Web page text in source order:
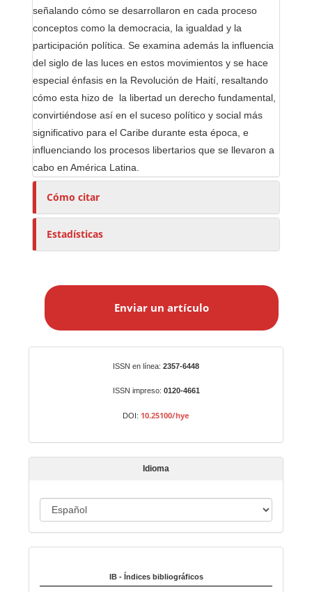
a
s
señalando cómo se desarrollaron en cada proceso
conceptos como la democracia, la igualdad y la
participación política. Se examina además la influencia
del siglo de las luces en estos movimientos y se hace
especial énfasis en la Revolución de Haití, resaltando
cómo esta hizo de la libertad un derecho fundamental,
convirtiéndose así en el suceso político y social más
significativo para el Caribe durante esta época, e
influenciando los procesos libertarios que se llevaron a
cabo en América Latina.
Cómo citar
Estadísticas
a
t
í
o
Enviar un artículo
ISSN en línea: 2357-6448
ISSN impreso: 0120-4661
DOI: 10.25100/hye
Idioma
d
m
IB - Índices bibliográficos